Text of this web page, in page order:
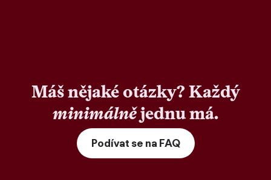
Máš nějaké otázky? Každý
minimálnějednu má.
Podívat se na FAQ